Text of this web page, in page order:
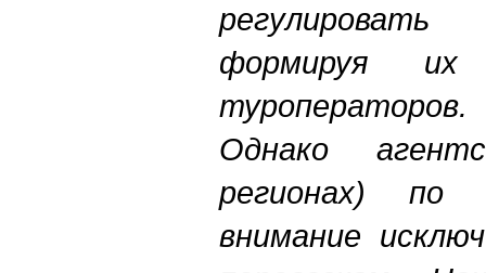
формируя их
туроператоров.
Однако
регионах) по
внимание